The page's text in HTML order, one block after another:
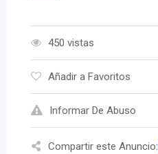
450 vistas
Añadir a Favoritos
Informar De Abuso
Compartir este Anuncio: